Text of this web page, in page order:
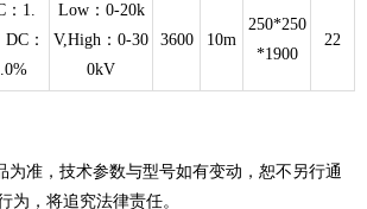
：1.
：
Low：0-20k
V,High：0-30
0kV
3600 10m
250*250
*1900
22
为准，技术参数与型号如有变动，恕不另行通
为，将追究法律责任。